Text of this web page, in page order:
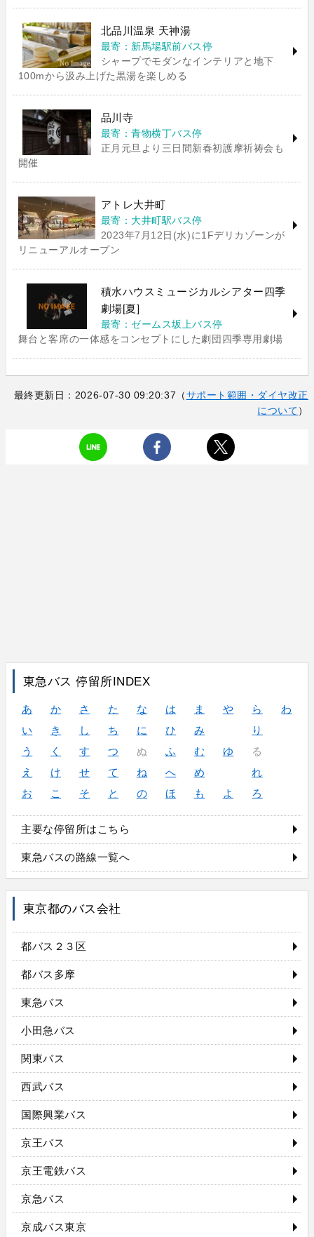
北品川温泉 天神湯
最寄：新馬場駅前バス停
シャープでモダンなインテリアと地下
100mから汲み上げた黒湯を楽しめる
品川寺
最寄：青物横丁バス停
正月元旦より三日間新春初護摩祈祷会も
開催
アトレ大井町
最寄：大井町駅バス停
2023年7月12日(水)に1Fデリカゾーンが
リニューアルオープン
積水ハウスミュージカルシアター四季
劇場[夏]
最寄：ゼームス坂上バス停
舞台と客席の一体感をコンセプトにした劇団四季専用劇場
最終更新日：2026-07-30 09:20:37（サポート範囲・ダイヤ改正
について）
東急バス 停留所INDEX
あ か さ た な は ま や ら
わ
い
き し ち に ひ み
り
う
く す つ ぬ ふ む ゆ
る
え
け せ て ね へ め
れ
お
こ そ と の ほ も よ ろ
主要な停留所はこちら
東急バスの路線一覧へ
東京都のバス会社
都バス２３区
都バス多摩
東急バス
小田急バス
関東バス
西武バス
国際興業バス
京王バス
京王電鉄バス
京急バス
京成バス東京